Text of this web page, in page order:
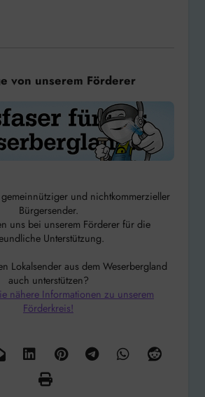
von unserem Förderer
und nichtkommerzieller
Bürgersender.
uns bei unserem Förderer für die
Unterstützung.
Lokalsender aus dem Weserbergland
auch unterstützen?
nähere Informationen zu unserem
Förderkreis!